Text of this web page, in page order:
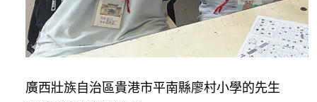
廣西壯族自治區貴港市平南縣廖村小學的先生